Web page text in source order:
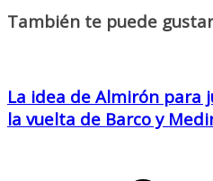
También te puede gustar
La idea de Almirón para
la vuelta de Barco y